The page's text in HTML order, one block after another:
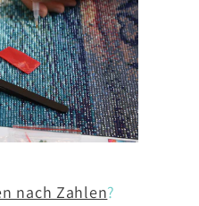
nach Zahlen?